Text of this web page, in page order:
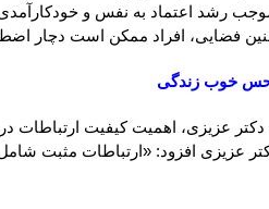
موجب رشد اعتماد به نفس و
فضایی، افراد ممکن است دچار
حس خوب زندگی
عزیزی، اهمیت کیفیت ارتباطات
عزیزی افزود: «ارتباطات مثبت